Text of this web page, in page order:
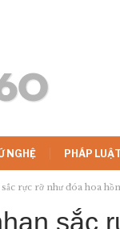
NGHỆ PHÁP LUẬT
rực rỡ như đóa hoa
sắc